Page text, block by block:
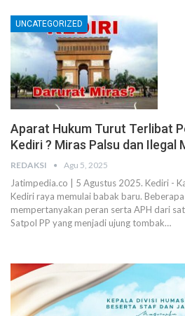
UNCATEGORIZED
Aparat Hukum Turut Terlibat
Kediri ? Miras Palsu dan Ilegal
REDAKSI Agu 5, 2025
Jatimpedia.co | 5 Agustus 2025. Kediri -
Kediri raya memulai babak baru.
mempertanyakan peran serta APH dari
Satpol PP yang menjadi ujung tombak…